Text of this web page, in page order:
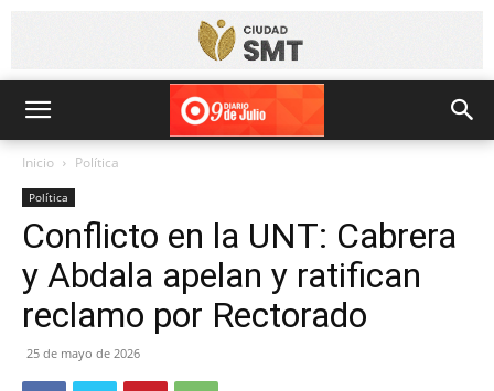
Inicio Política
Política
Conflicto en la UNT: Cabrera
y Abdala apelan y ratifican
reclamo por Rectorado
25 de mayo de 2026